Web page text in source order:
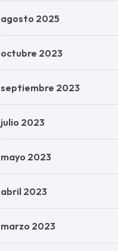
agosto 2025
octubre 2023
septiembre 2023
julio 2023
mayo 2023
abril 2023
marzo 2023